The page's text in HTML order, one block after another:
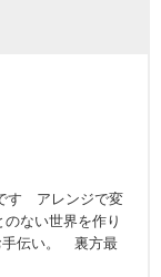
す アレンジで変
ない世界を作り
手伝い。 裏方最